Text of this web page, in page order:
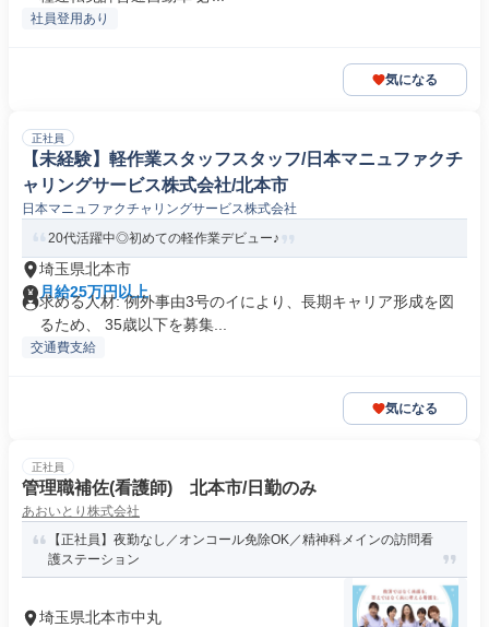
社員登用あり
気になる
正社員
【未経験】軽作業スタッフスタッフ/日本マニュファクチ
ャリングサービス株式会社/北本市
日本マニュファクチャリングサービス株式会社
20代活躍中◎初めての軽作業デビュー♪
埼玉県北本市
月給25万円以上
求める人材: 例外事由3号のイにより、長期キャリア形成を図
るため、 35歳以下を募集...
交通費支給
気になる
正社員
管理職補佐(看護師) 北本市/日勤のみ
あおいとり株式会社
【正社員】夜勤なし／オンコール免除OK／精神科メインの訪問看
護ステーション
埼玉県北本市中丸